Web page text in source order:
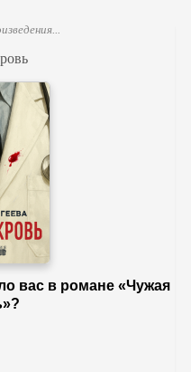
вас в романе «Чужая